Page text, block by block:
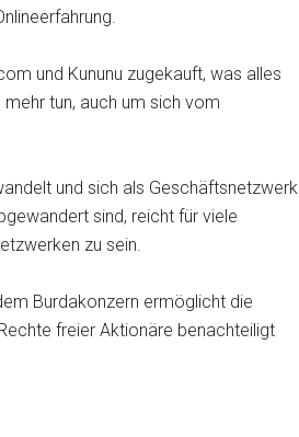
und Kununu zugekauft, was alles
tun, auch um sich vom
und sich als Geschäftsnetzwerk
sind, reicht für viele
zu sein.
Burdakonzern ermöglicht die
freier Aktionäre benachteiligt